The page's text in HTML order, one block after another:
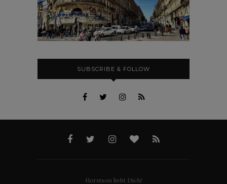
SUBSCRIBE & FOLLOW
Horstson liebt Dich!